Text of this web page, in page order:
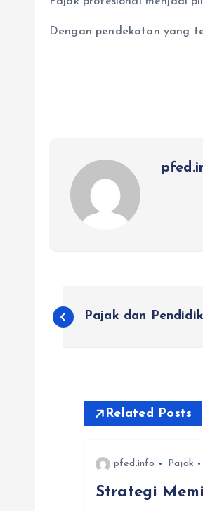
Dengan pendekatan yang
P
Pajak dan
Related Posts
pfed.info Pajak
Strategi